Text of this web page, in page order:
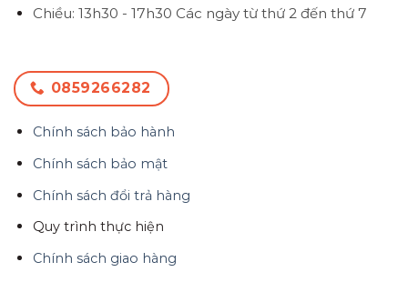
Chiều: 13h30 - 17h30 Các ngày từ thứ 2 đến thứ 7
0859266282
Chính sách bảo hành
Chính sách bảo mật
Chính sách đổi trả hàng
Quy trình thực hiện
Chính sách giao hàng